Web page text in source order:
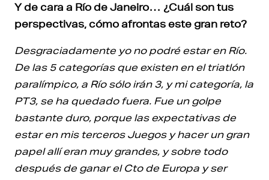
Y de cara a Río de Janeiro… ¿Cuál son tus
perspectivas, cómo afrontas este gran reto?
Desgraciadamente yo no podré estar en Río.
De las 5 categorías que existen en el triatlón
paralímpico, a Río sólo irán 3, y mi categoría, la
PT3, se ha quedado fuera. Fue un golpe
bastante duro, porque las expectativas de
estar en mis terceros Juegos y hacer un gran
papel allí eran muy grandes, y sobre todo
después de ganar el Cto de Europa y ser